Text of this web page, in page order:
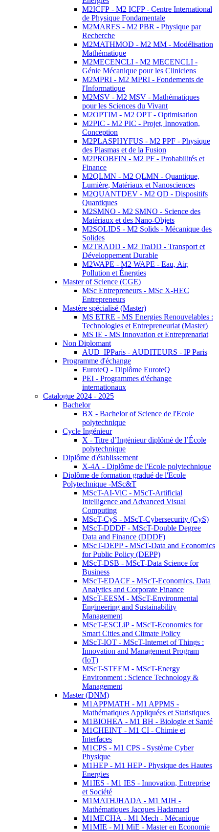
M2ICFP - M2 ICFP - Centre International
de Physique Fondamentale
M2MARES - M2 PBR - Physique par
Recherche
M2MATHMOD - M2 MM - Modélisation
Mathématique
M2MECENCLI - M2 MECENCLI -
Génie Mécanique pour les Cliniciens
M2MPRI - M2 MPRI - Fondements de
l'Informatique
M2MSV - M2 MSV - Mathématiques
pour les Sciences du Vivant
M2OPTIM - M2 OPT - Optimisation
M2PIC - M2 PIC - Projet, Innovation,
Conception
M2PLASPHYFUS - M2 PPF - Physique
des Plasmas et de la Fusion
M2PROBFIN - M2 PF - Probabilités et
Finance
M2QLMN - M2 QLMN - Quantique,
Lumière, Matériaux et Nanosciences
M2QUANTDEV - M2 QD - Dispositifs
Quantiques
M2SMNO - M2 SMNO - Science des
Matériaux et des Nano-Objets
M2SOLIDS - M2 Solids - Mécanique des
Solides
M2TRADD - M2 TraDD - Transport et
Développement Durable
M2WAPE - M2 WAPE - Eau, Air,
Pollution et Énergies
Master of Science (CGE)
MSc Entrepreneurs - MSc X-HEC
Entrepreneurs
Mastère spécialisé (Master)
MS ETRE - MS Energies Renouvelables :
Technologies et Entrepreneuriat (Master)
MS IE - MS Innovation et Entreprenariat
Non Diplomant
AUD_IPParis - AUDITEURS - IP Paris
Programme d'échange
EuroteQ - Diplôme EuroteQ
PEI - Programmes d'échange
internationaux
Catalogue 2024 - 2025
Bachelor
BX - Bachelor of Science de l'Ecole
polytechnique
Cycle Ingénieur
X - Titre d’Ingénieur diplômé de l’École
polytechnique
Diplôme d'établissement
X-4A - Diplôme de l'Ecole polytechnique
Diplôme de formation gradué de l'Ecole
Polytechnique -MSc&T
MScT-AI-ViC - MScT-Artificial
Intelligence and Advanced Visual
Computing
MScT-CyS - MScT-Cybersecurity (CyS)
MScT-DDDF - MScT-Double Degree
Data and Finance (DDDF)
MScT-DEPP - MScT-Data and Economics
for Public Policy (DEPP)
MScT-DSB - MScT-Data Science for
Business
MScT-EDACF - MScT-Economics, Data
Analytics and Corporate Finance
MScT-EESM - MScT-Environmental
Engineering and Sustainability
Management
MScT-ESCLiP - MScT-Economics for
Smart Cities and Climate Policy
MScT-IOT - MScT-Internet of Things :
Innovation and Management Program
(IoT)
MScT-STEEM - MScT-Energy
Environment : Science Technology &
Management
Master (DNM)
M1APPMATH - M1 APPMS -
Mathématiques Appliquées et Statistiques
M1BIOHEA - M1 BH - Biologie et Santé
M1CHEINT - M1 CI - Chimie et
Interfaces
M1CPS - M1 CPS - Système Cyber
Physique
M1HEP - M1 HEP - Physique des Hautes
Energies
M1IES - M1 IES - Innovation, Entreprise
et Société
M1MATHJHADA - M1 MJH -
Mathématiques Jacques Hadamard
M1MECHA - M1 Mech - Mécanique
M1MIE - M1 MiE - Master en Economie